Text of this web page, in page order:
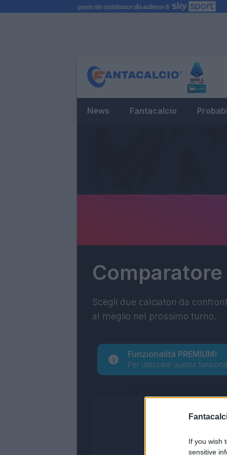
If you wish
sensitive
News Fantacalcio
Comparatore
Scegli due calciatori da
al meglio nel prossimo turno.
Funzionalità PREMIUM!
Per utilizzare questa